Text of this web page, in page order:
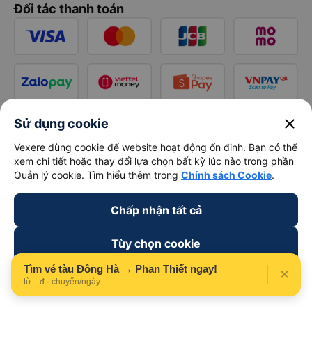
Tìm vé tàu Đông Hà → Phan Thiết ngay!
từ ...đ · chuyến/ngày ✕
Đối tác thanh toán
Sử dụng cookie close
Vexere dùng cookie để website hoạt động ổn định. Bạn có thể
xem chi tiết hoặc thay đổi lựa chọn bất kỳ lúc nào trong phần
Quản lý cookie. Tìm hiểu thêm trong Chính sách Cookie.
Chấp nhận tất cả
Tùy chọn cookie
Từ chối